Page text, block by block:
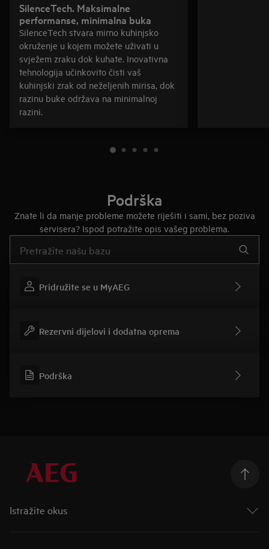
SilenceTech. Maksimalne
performanse, minimalna buka
SilenceTech stvara mirno kuhinjsko
okruženje u kojem možete uživati u
svježem zraku dok kuhate. Inovativna
tehnologija učinkovito čisti vaš
kuhinjski zrak od neželjenih mirisa, dok
razinu buke održava na minimalnoj
razini.
Podrška
Znate li da manje probleme možete riješiti i sami, bez poziva
servisera? Ispod potražite opis vašeg problema.
Pridružite se u MyAEG
Rezervni dijelovi i dodatna oprema
Podrška
Istražite okus